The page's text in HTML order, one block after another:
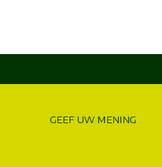
GEEF UW MENING